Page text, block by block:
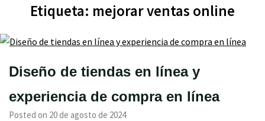
Etiqueta: mejorar ventas online
Diseño de tiendas en línea y
experiencia de compra en línea
Posted on 20 de agosto de 2024